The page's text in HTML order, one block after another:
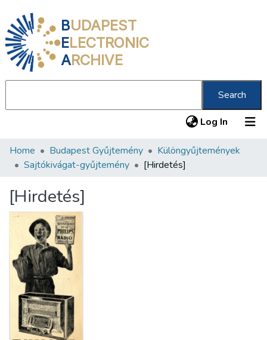
BUDAPEST
ELECTRONIC
ARCHIVE
Search
Log In (current)
Communities & Collections
Statistics
About us
Home Budapest Gyűjtemény
Különgyűjtemények
Sajtókivágat-gyűjtemény
[Hirdetés]
[Hirdetés]